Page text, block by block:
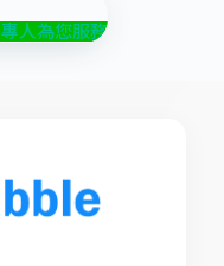
人為您服務